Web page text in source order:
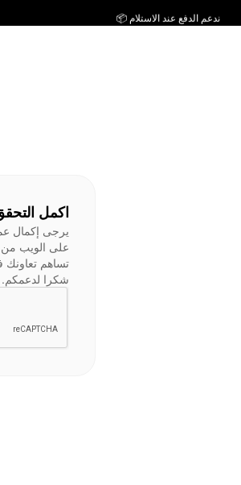
ندعم الدفع عند الاستلام 📦
اكمل
يرجى إكمال
على الويب من
تساهم تعاونك
شكرا لدعمكم.